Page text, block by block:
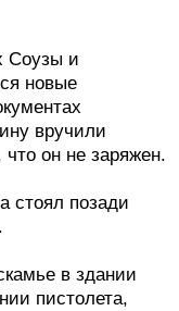
Соузы и
новые
вручили
он не заряжен.
стоял позади
в здании
пистолета,